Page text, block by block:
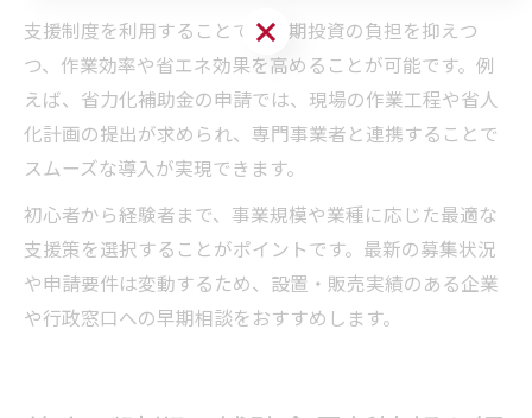
支援制度を利用することで、初期投資の負担を抑えつ
つ、作業効率や省エネ効果を高めることが可能です。例
えば、省力化補助金の申請では、現場の作業工程や省人
化計画の提出が求められ、専門事業者と連携することで
スムーズな導入が実現できます。
初心者から経験者まで、事業規模や業種に応じた最適な
支援策を選択することがポイントです。最新の募集状況
や申請要件は変動するため、設置・販売実績のある企業
や行政窓口への早期相談をおすすめします。
お問い合わせはこちら